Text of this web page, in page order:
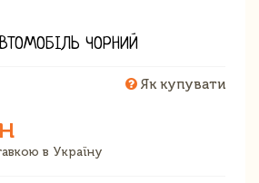
ЧОРНИЙ
Як купувати
в Україну